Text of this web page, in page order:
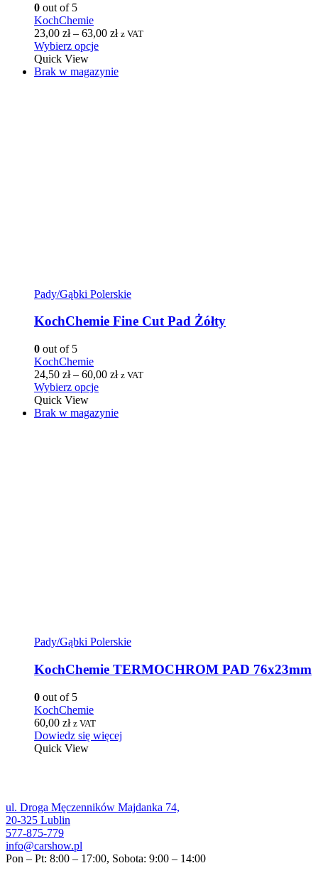
0 out of 5
KochChemie
23,00 zł– 63,00 zł z VAT
Wybierz opcje
Quick View
Brak w magazynie
Pady/Gąbki Polerskie
KochChemie Fine Cut Pad Żółty
0 out of 5
KochChemie
24,50 zł– 60,00 zł z VAT
Wybierz opcje
Quick View
Brak w magazynie
Pady/Gąbki Polerskie
KochChemie TERMOCHROM PAD 76x23mm
0 out of 5
KochChemie
60,00 zł z VAT
Dowiedz się więcej
Quick View
ul. Droga Męczenników Majdanka 74,
20-325 Lublin
577-875-779
info@carshow.pl
Pon – Pt: 8:00 – 17:00, Sobota: 9:00 – 14:00